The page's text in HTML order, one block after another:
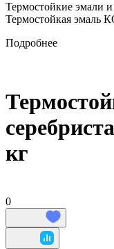
Термостойкие эмали и
Термостойкая эмаль
Подробнее
кг
0